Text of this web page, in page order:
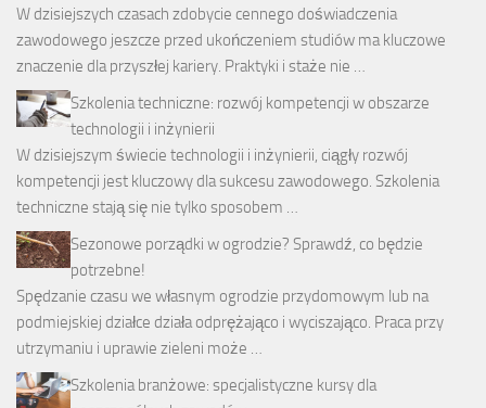
W dzisiejszych czasach zdobycie cennego doświadczenia
zawodowego jeszcze przed ukończeniem studiów ma kluczowe
znaczenie dla przyszłej kariery. Praktyki i staże nie …
Szkolenia techniczne: rozwój kompetencji w obszarze
technologii i inżynierii
W dzisiejszym świecie technologii i inżynierii, ciągły rozwój
kompetencji jest kluczowy dla sukcesu zawodowego. Szkolenia
techniczne stają się nie tylko sposobem …
Sezonowe porządki w ogrodzie? Sprawdź, co będzie
potrzebne!
Spędzanie czasu we własnym ogrodzie przydomowym lub na
podmiejskiej działce działa odprężająco i wyciszająco. Praca przy
utrzymaniu i uprawie zieleni może …
Szkolenia branżowe: specjalistyczne kursy dla